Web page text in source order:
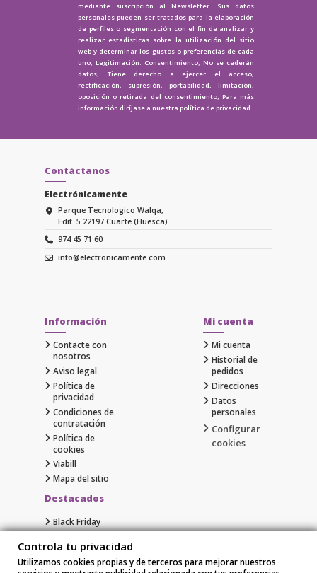
mediante suscripción al Newsletter. Sus datos
personales pueden ser tratados para la elaboración
de perfiles o segmentación con el fin de analizar y
realizar estadísticas sobre la utilización del sitio
web y determinar los gustos o preferencias de cada
uno; Legitimación: Consentimiento; No se cederán
datos; Tiene derecho a ejercer el acceso,
rectificación, supresión, portabilidad, limitación,
oposición o retirada del consentimiento; Para más
información diríjase a nuestra política de privacidad.
Contáctanos
Electrónicamente
Parque Tecnologico Walqa,
Edif. 5 22197 Cuarte (Huesca)
974 45 71 60
info@electronicamente.com
Información
Contacte con
nosotros
Aviso legal
Política de
privacidad
Condiciones de
contratación
Política de
cookies
Viabill
Mapa del sitio
Mi cuenta
Mi cuenta
Historial de
pedidos
Direcciones
Datos
personales
Configurar
cookies
Destacados
Black Friday
Gaming
Comprar Apple al Mejor Precio
Controla tu privacidad
Utilizamos cookies propias y de terceros para mejorar nuestros